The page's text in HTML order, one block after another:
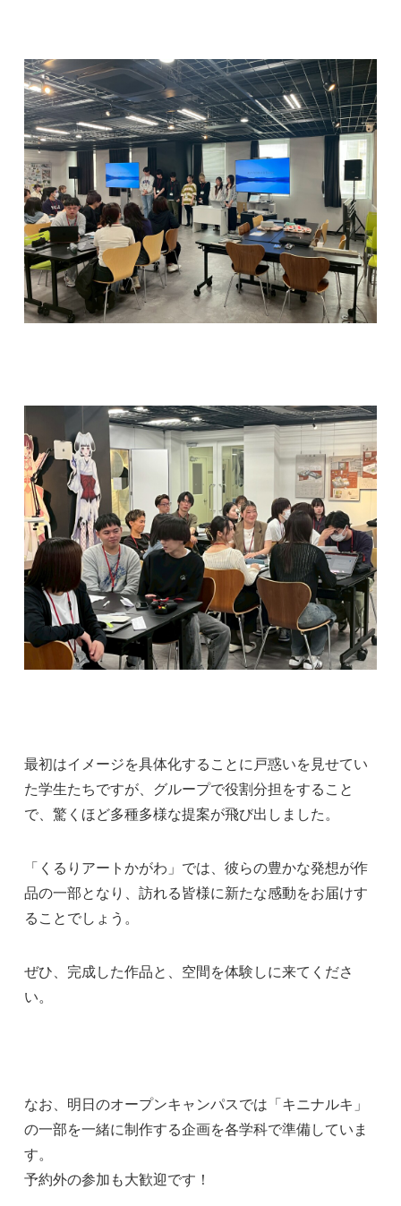
最初はイメージを具体化することに戸惑いを見せてい
た学生たちですが、グループで役割分担をすること
で、驚くほど多種多様な提案が飛び出しました。
「くるりアートかがわ」では、彼らの豊かな発想が作
品の一部となり、訪れる皆様に新たな感動をお届けす
ることでしょう。
ぜひ、完成した作品と、空間を体験しに来てくださ
い。
なお、明日のオープンキャンパスでは「キニナルキ」
の一部を一緒に制作する企画を各学科で準備していま
す。
予約外の参加も大歓迎です！